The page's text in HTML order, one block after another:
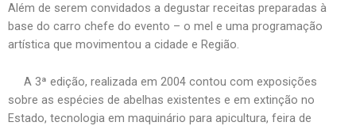
Além de serem convidados a degustar receitas preparadas à
base do carro chefe do evento – o mel e uma programação
artística que movimentou a cidade e Região.
A 3ª edição, realizada em 2004 contou com exposições
sobre as espécies de abelhas existentes e em extinção no
Estado, tecnologia em maquinário para apicultura, feira de